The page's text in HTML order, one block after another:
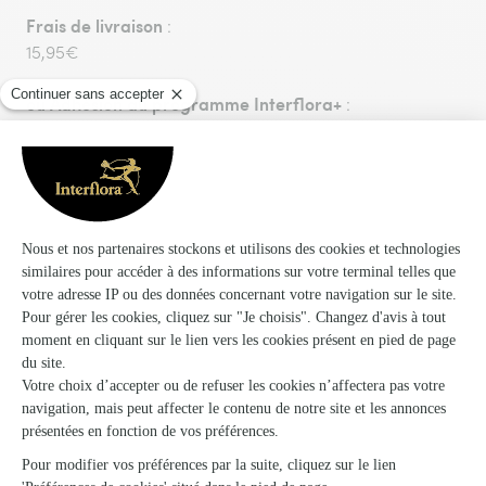
Frais de livraison :
15,95€
ouAdhésion au programme Interflora+ :
fidélité vous permettant de bénéficier des frais de
livraison GRATUITS sur toutes vos commandes pendant
1 an à compter de votre date d'adhésion.
avant 17h00.
Vous aimerez aussi
Encore plus d'idées pour faire plaisir